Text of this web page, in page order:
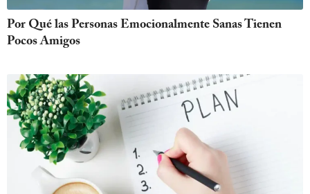
Por Qué las Personas Emocionalmente Sanas Tienen
Pocos Amigos